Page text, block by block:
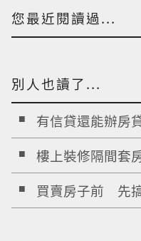
您最近閱讀過...
別人也讀了...
有信貸還能辦
樓上裝修隔間套
買賣房子前 先